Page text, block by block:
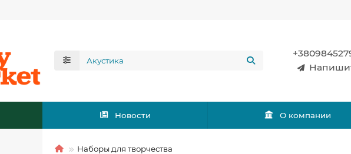
Новости О компании
Наборы для творчества